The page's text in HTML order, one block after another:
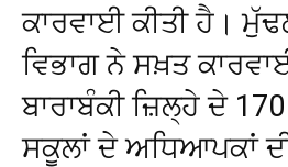
ਕਾਰਵਾਈ ਕੀਤੀ ਹੈ।
ਵਿਭਾਗ ਨੇ ਸਖ਼ਤ
ਬਾਰਾਬੰਕੀ ਜ਼ਿਲ੍ਹੇ ਦੇ
ਸਕੂਲਾਂ ਦੇ ਅਧਿਆਪਕਾਂ